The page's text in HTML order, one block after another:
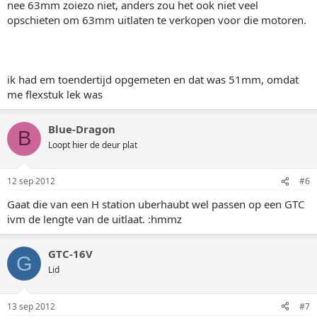
nee 63mm zoiezo niet, anders zou het ook niet veel
opschieten om 63mm uitlaten te verkopen voor die motoren.
ik had em toendertijd opgemeten en dat was 51mm, omdat
me flexstuk lek was
B Blue-Dragon
Loopt hier de deur plat
12 sep 2012 #6
Gaat die van een H station uberhaubt wel passen op een GTC
ivm de lengte van de uitlaat. :hmmz
G GTC-16V
Lid
13 sep 2012 #7